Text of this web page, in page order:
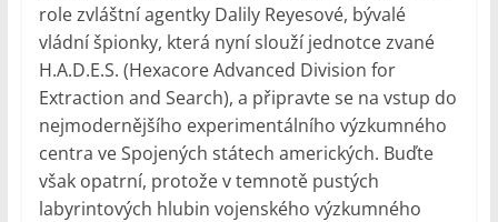
role zvláštní agentky Dalily Reyesové, bývalé
vládní špionky, která nyní slouží jednotce zvané
H.A.D.E.S. (Hexacore Advanced Division for
Extraction and Search), a připravte se na vstup do
nejmodernějšího experimentálního výzkumného
centra ve Spojených státech amerických. Buďte
však opatrní, protože v temnotě pustých
labyrintových hlubin vojenského výzkumného